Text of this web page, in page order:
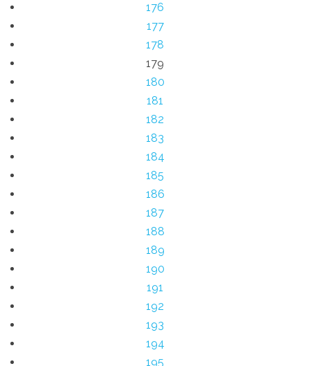
176
177
178
179
180
181
182
183
184
185
186
187
188
189
190
191
192
193
194
195